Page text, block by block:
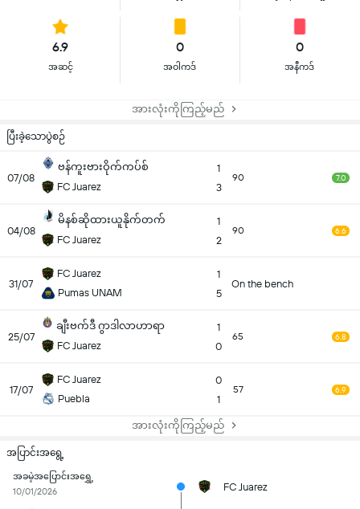
6.9
အဆင့်
0
အဝါကဒ်
0
အနီကဒ်
အားလုံးကိုကြည့်မည်
ပြီးခဲ့သောပွဲစဉ်
07/08
ဗန်ကူးဗားဝိုက်ကပ်စ်
FC Juarez
1
3
90 7.0
04/08
မိနစ်ဆိုထားယူနိုက်တက်
FC Juarez
1
2
90 6.6
31/07
FC Juarez
Pumas UNAM
1
5
On the bench
25/07
ချီးဗက်ဒီ ဂွာဒါလာဟာရာ
FC Juarez
1
0
65 6.8
17/07
FC Juarez
Puebla
0
1
57 6.9
အားလုံးကိုကြည့်မည်
အပြာင်းအရွေ့
အခမဲ့အပြောင်းအရွှေ့
10/01/2026
FC Juarez